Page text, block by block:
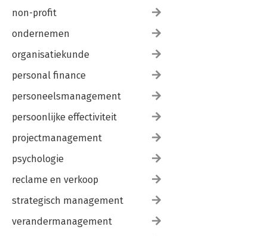
non-profit
ondernemen
organisatiekunde
personal finance
personeelsmanagement
persoonlijke effectiviteit
projectmanagement
psychologie
reclame en verkoop
strategisch management
verandermanagement